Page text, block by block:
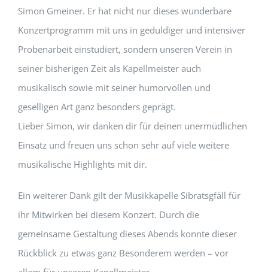
Simon Gmeiner. Er hat nicht nur dieses wunderbare
Konzertprogramm mit uns in geduldiger und intensiver
Probenarbeit einstudiert, sondern unseren Verein in
seiner bisherigen Zeit als Kapellmeister auch
musikalisch sowie mit seiner humorvollen und
geselligen Art ganz besonders geprägt.
Lieber Simon, wir danken dir für deinen unermüdlichen
Einsatz und freuen uns schon sehr auf viele weitere
musikalische Highlights mit dir.
Ein weiterer Dank gilt der Musikkapelle Sibratsgfäll für
ihr Mitwirken bei diesem Konzert. Durch die
gemeinsame Gestaltung dieses Abends konnte dieser
Rückblick zu etwas ganz Besonderem werden – vor